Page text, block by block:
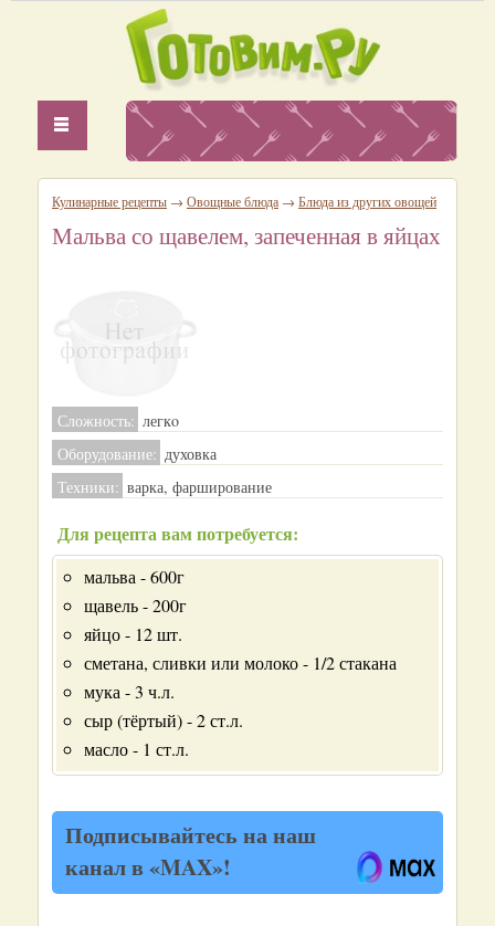
Кулинарные рецепты → Овощные блюда → Блюда из других овощей
Мальва со щавелем, запеченная в яйцах
Сложность: легкo
Оборудование: духовка
Техники: варка, фарширование
Для рецепта вам потребуется:
мальва - 600г
щавель - 200г
яйцо - 12 шт.
сметана, сливки или молоко - 1/2 стакана
мука - 3 ч.л.
сыр (тёртый) - 2 ст.л.
масло - 1 ст.л.
Подписывайтесь на наш
канал в «MAX»!